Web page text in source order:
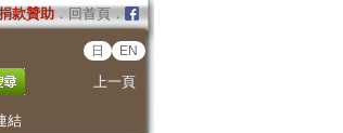
款贊助．回首頁．
日 EN
上一頁
結